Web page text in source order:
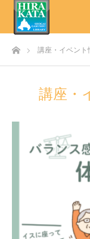
ホーム講座・イベント
講座・